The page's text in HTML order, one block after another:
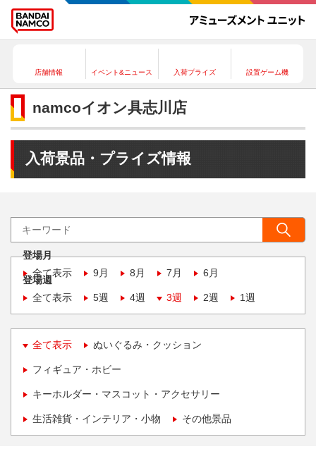
店舗情報 イベント&ニュース 入荷プライズ 設置ゲーム機
namcoイオン具志川店
入荷景品・プライズ情報
登場月
全て表示
9月 8月 7月 6月
登場週
全て表示
5週 4週 3週 2週 1週
全て表示 ぬいぐるみ・クッション
フィギュア・ホビー
キーホルダー・マスコット・アクセサリー
生活雑貨・インテリア・小物 その他景品